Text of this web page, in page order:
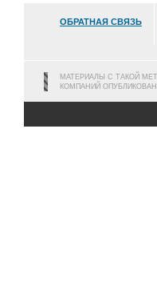
ОБРАТНАЯ СВЯЗЬ
МАТЕРИАЛЫ С ТАКОЙ
КОМПАНИЙ